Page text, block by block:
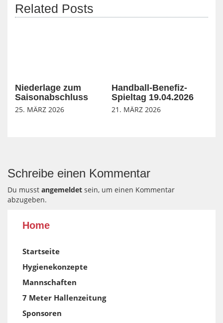
Related Posts
Niederlage zum
Saisonabschluss
25. MÄRZ 2026
Handball-Benefiz-
Spieltag 19.04.2026
21. MÄRZ 2026
Schreibe einen Kommentar
Du musst angemeldet sein, um einen Kommentar
abzugeben.
Home
Startseite
Hygienekonzepte
Mannschaften
7 Meter Hallenzeitung
Sponsoren